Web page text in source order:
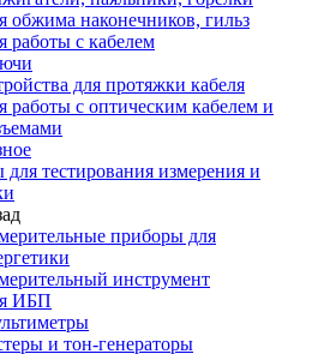
обжима наконечников, гильз
работы с кабелем
для протяжки кабеля
работы с оптическим кабелем и
тестирования измерения и
приборы для
инструмент
ИБП
и тон-генераторы